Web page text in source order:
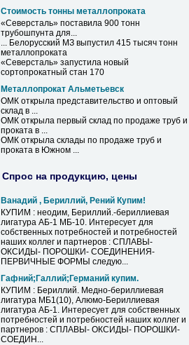
Стоимость тонны металлопроката
«Северсталь» поставила 900 тонн
трубошпунта для...
... Белорусский МЗ выпустил 415 тысяч тонн
металлопроката
«Северсталь» запустила новый
сортопрокатный стан 170
Металлопрокат Альметьевск
ОМК открыла представительство и оптовый
склад в ...
ОМК открыла первый склад по продаже труб и
проката в ...
ОМК открыла склады по продаже труб и
проката в Южном ...
Спрос на продукцию, цены
Ванадий , Бериллий, Рений Купим!
КУПИМ : неодим, Бериллий.-бериллиевая
лигатура АБ-1 МБ-10. Интересует для
собственных потребностей и потребностей
наших коллег и партнеров : СПЛАВЫ-
ОКСИДЫ- ПОРОШКИ- СОЕДИНЕНИЯ-
ПЕРВИЧНЫЕ ФОРМЫ следую...
Гафний;Галлий;Германий купим.
КУПИМ : Бериллий. Медно-бериллиевая
лигатура МБ1(10), Алюмо-Бериллиевая
лигатура АБ-1. Интересует для собственных
потребностей и потребностей наших коллег и
партнеров : СПЛАВЫ- ОКСИДЫ- ПОРОШКИ-
СОЕДИН...